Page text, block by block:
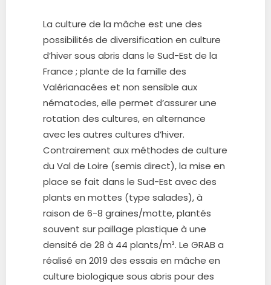
La culture de la mâche est une des
possibilités de diversification en culture
d’hiver sous abris dans le Sud-Est de la
France ; plante de la famille des
Valérianacées et non sensible aux
nématodes, elle permet d’assurer une
rotation des cultures, en alternance
avec les autres cultures d’hiver.
Contrairement auxméthodes de culture
du Val de Loire (semis direct), la mise en
place se fait dans le Sud-Est avec des
plants en mottes (type salades), à
raison de 6-8 graines/motte, plantés
souvent sur paillage plastique à une
densité de 28 à 44 plants/m². Le GRAB a
réalisé en 2019 des essais en mâche en
culture biologique sous abris pourdes